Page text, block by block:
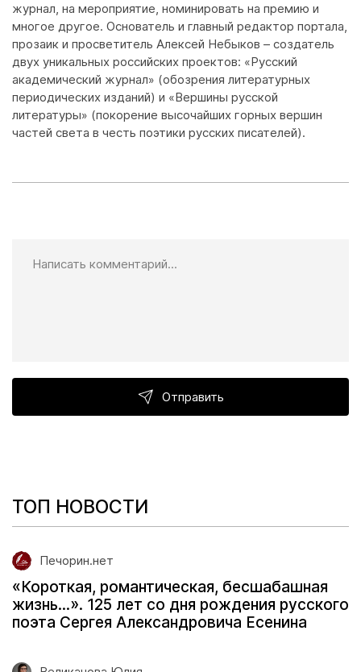
журнал, на мероприятие, номинировать на премию и
многое другое. Основатель и главный редактор портала,
прозаик и просветитель Алексей Небыков – создатель
двух уникальных российских проектов: «Русский
академический журнал» (обозрения литературных
периодических изданий) и «Вершины русской
литературы» (покорение высочайших горных вершин
частей света в честь поэтики русских писателей).
Отправить
ТОП НОВОСТИ
Печорин.нет
«Короткая, романтическая, бесшабашная
жизнь...». 125 лет со дня рождения русского
поэта Сергея Александровича Есенина